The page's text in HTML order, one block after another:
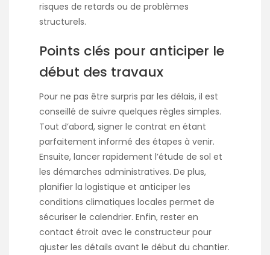
risques de retards ou de problèmes
structurels.
Points clés pour anticiper le
début des travaux
Pour ne pas être surpris par les délais, il est
conseillé de suivre quelques règles simples.
Tout d’abord, signer le contrat en étant
parfaitement informé des étapes à venir.
Ensuite, lancer rapidement l’étude de sol et
les démarches administratives. De plus,
planifier la logistique et anticiper les
conditions climatiques locales permet de
sécuriser le calendrier. Enfin, rester en
contact étroit avec le constructeur pour
ajuster les détails avant le début du chantier.